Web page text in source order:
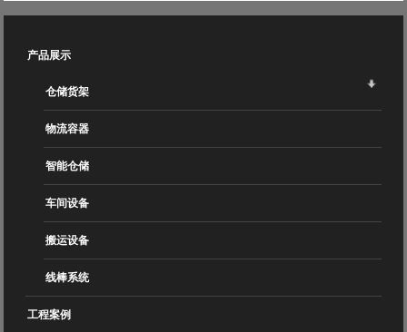
产品展示
仓储货架
物流容器
智能仓储
车间设备
搬运设备
线棒系统
工程案例